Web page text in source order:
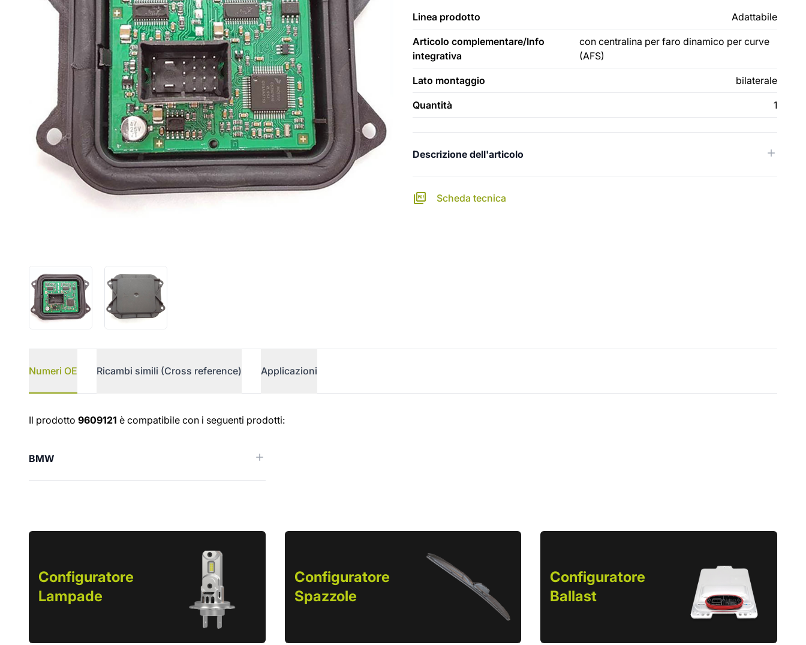
Linea prodotto Adattabile
Articolo complementare/Info
integrativa
con centralina per faro dinamico per curve
(AFS)
Lato montaggio bilaterale
Quantità 1
Descrizione dell'articolo
Scheda tecnica
Numeri OE Ricambi simili (Cross reference) Applicazioni
Numeri OE
Il prodotto 9609121 è compatibile con i seguenti prodotti:
BMW
Configuratore
Lampade
Configuratore
Spazzole
Configuratore
Ballast